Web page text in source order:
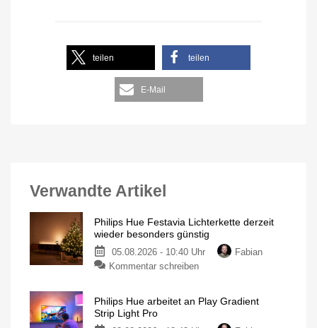
teilen teilen
E-Mail
Verwandte Artikel
Philips Hue Festavia Lichterkette derzeit
wieder besonders günstig
05.08.2026 - 10:40 Uhr
Fabian
Kommentar schreiben
Philips Hue arbeitet an Play Gradient
Strip Light Pro